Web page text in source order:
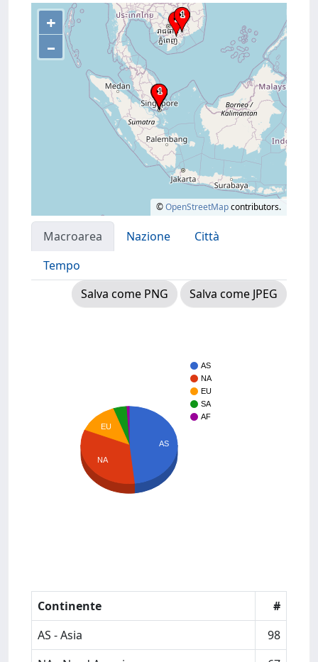
+
–
©OpenStreetMapcontributors.
Macroarea Nazione
Città
Tempo
Salva come PNG
Salva come JPEG
AS
NA
EU
SA
AF
AS
EU
NA
Continente
#
AS - Asia
98